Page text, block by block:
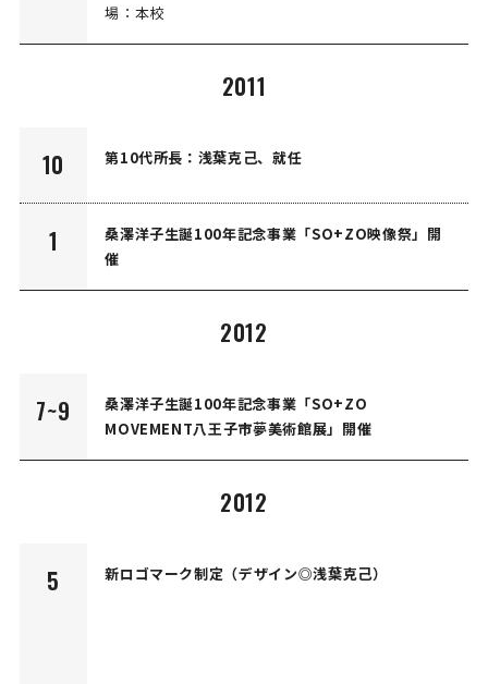
場：本校
2011
10 第10代所長：浅葉克己、就任
1
桑澤洋子生誕100年記念事業「SO+ZO映像祭」開
催
2012
7~9
桑澤洋子生誕100年記念事業「SO+ZO
MOVEMENT八王子市夢美術館展」開催
2012
5 新ロゴマーク制定（デザイン◎浅葉克己）